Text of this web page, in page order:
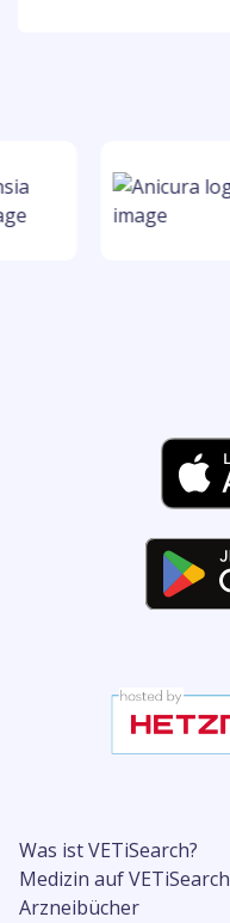
Was ist VETiSearch?
Medizin auf VETiSearch
Arzneibücher